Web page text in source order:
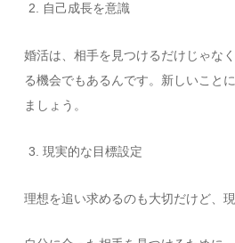
自己成長を意識
婚活は、相手を見つけるだけじゃな
る機会でもあるんです。新しいこと
ましょう。
現実的な目標設定
理想を追い求めるのも大切だけど、